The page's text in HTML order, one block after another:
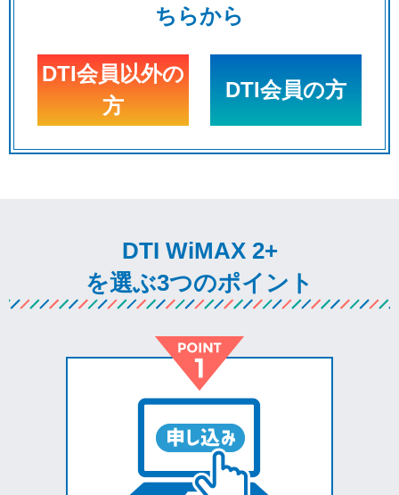
ちらから
DTI会員以外の
方
DTI会員の方
DTI WiMAX 2+
を選ぶ3つのポイント